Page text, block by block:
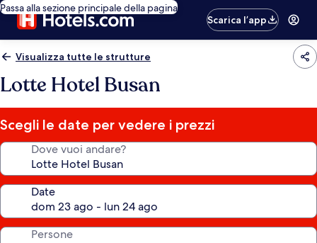
Passa alla sezione principale della pagina
Scarica l’app
Visualizza tutte le strutture
Lotte Hotel Busan
Scegli le date per vedere i prezzi
Dove vuoi andare?
Date
Persone